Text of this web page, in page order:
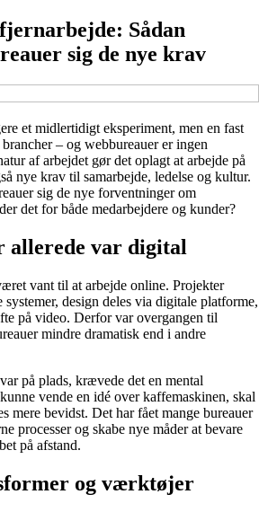
Sådan
sig de nye krav
et midlertidigt eksperiment, men en fast
– og webbureauer er ingen
af arbejdet gør det oplagt at arbejde på
nye krav til samarbejde, ledelse og kultur.
sig de nye forventninger om
det for både medarbejdere og kunder?
allerede var digital
vant til at arbejde online. Projekter
systemer, design deles via digitale platforme,
på video. Derfor var overgangen til
mindre dramatisk end i andre
på plads, krævede det en mental
vende en idé over kaffemaskinen, skal
mere bevidst. Det har fået mange bureauer
processer og skabe nye måder at bevare
på afstand.
og værktøjer